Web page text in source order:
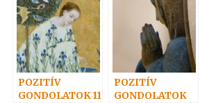
POZITÍV
GONDOLATOK 11
POZITÍV
GONDOLATOK